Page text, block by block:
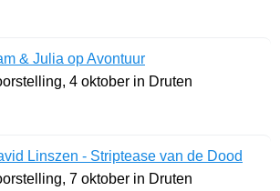
& Julia op Avontuur
4 oktober in Druten
Linszen - Striptease van de Dood
7 oktober in Druten